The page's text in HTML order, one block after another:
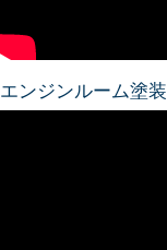
エンジンルーム塗装